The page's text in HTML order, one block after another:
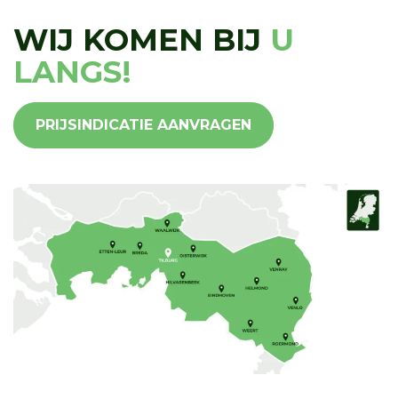
WIJ KOMEN BIJ U
LANGS!
PRIJSINDICATIE AANVRAGEN